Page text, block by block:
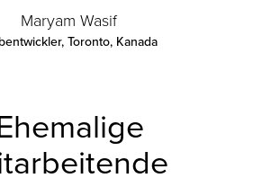
Maryam Wasif
,Toronto, Kanada